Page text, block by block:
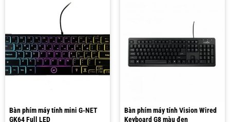
Bàn phím máy tính mini G-NET
GK64 Full LED
Bàn phím máy tính Vision Wired
Keyboard G8 màu đen